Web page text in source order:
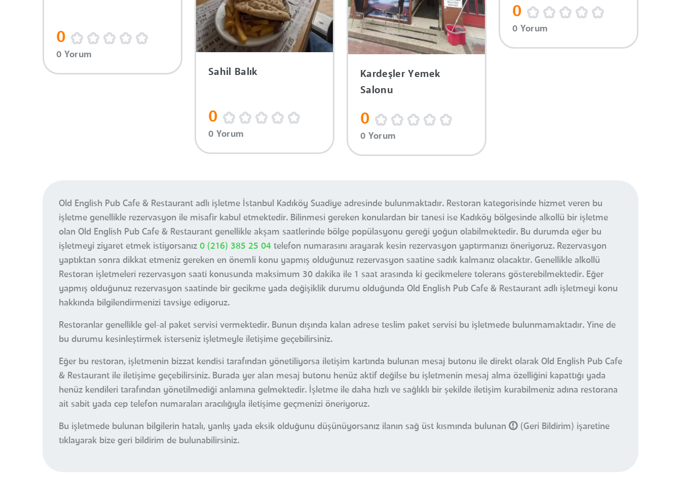
0
0 Yorum
Sahil Balık
0
0 Yorum
Kardeşler Yemek
Salonu
0
0 Yorum
0
0 Yorum
Old English Pub Cafe & Restaurant adlı işletme İstanbul Kadıköy Suadiye adresinde bulunmaktadır. Restoran kategorisinde hizmet veren bu
işletme genellikle rezervasyon ile misafir kabul etmektedir. Bilinmesi gereken konulardan bir tanesi ise Kadıköy bölgesinde alkollü bir işletme
olan Old English Pub Cafe & Restaurant genellikle akşam saatlerinde bölge popülasyonu gereği yoğun olabilmektedir. Bu durumda eğer bu
işletmeyi ziyaret etmek istiyorsanız 0 (216) 385 25 04 telefon numarasını arayarak kesin rezervasyon yaptırmanızı öneriyoruz. Rezervasyon
yaptıktan sonra dikkat etmeniz gereken en önemli konu yapmış olduğunuz rezervasyon saatine sadık kalmanız olacaktır. Genellikle alkollü
Restoran işletmeleri rezervasyon saati konusunda maksimum 30 dakika ile 1 saat arasında ki gecikmelere tolerans gösterebilmektedir. Eğer
yapmış olduğunuz rezervasyon saatinde bir gecikme yada değişiklik durumu olduğunda Old English Pub Cafe & Restaurant adlı işletmeyi konu
hakkında bilgilendirmenizi tavsiye ediyoruz.
Restoranlar genellikle gel-al paket servisi vermektedir. Bunun dışında kalan adrese teslim paket servisi bu işletmede bulunmamaktadır. Yine de
bu durumu kesinleştirmek isterseniz işletmeyle iletişime geçebilirsiniz.
Eğer bu restoran, işletmenin bizzat kendisi tarafından yönetiliyorsa iletişim kartında bulunan mesaj butonu ile direkt olarak Old English Pub Cafe
& Restaurant ile iletişime geçebilirsiniz. Burada yer alan mesaj butonu henüz aktif değilse bu işletmenin mesaj alma özelliğini kapattığı yada
henüz kendileri tarafından yönetilmediği anlamına gelmektedir. İşletme ile daha hızlı ve sağlıklı bir şekilde iletişim kurabilmeniz adına restorana
ait sabit yada cep telefon numaraları aracılığıyla iletişime geçmenizi öneriyoruz.
Bu işletmede bulunan bilgilerin hatalı, yanlış yada eksik olduğunu düşünüyorsanız ilanın sağ üst kısmında bulunan
(Geri Bildirim) işaretine
tıklayarak bize geri bildirim de bulunabilirsiniz.